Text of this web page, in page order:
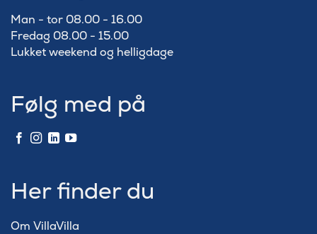
Man - tor 08.00 - 16.00
Fredag 08.00 - 15.00
Lukket weekend og helligdage
Følg med på
Her finder du
Om VillaVilla